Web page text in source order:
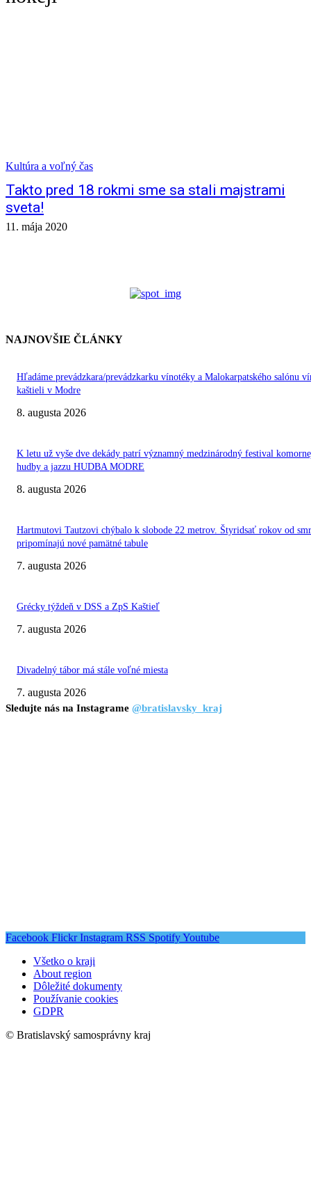
Kultúra a voľný čas
Takto pred 18 rokmi sme sa stali majstrami
sveta!
11. mája 2020
NAJNOVŠIE ČLÁNKY
Hľadáme prevádzkara/prevádzkarku vínotéky a Malokarpatského salónu
kaštieli v Modre
8. augusta 2026
K letu už vyše dve dekády patrí významný medzinárodný festival
hudby a jazzu HUDBA MODRE
8. augusta 2026
Hartmutovi Tautzovi chýbalo k slobode 22 metrov. Štyridsať rokov od
pripomínajú nové pamätné tabule
7. augusta 2026
Grécky týždeň v DSS a ZpS Kaštieľ
7. augusta 2026
Divadelný tábor má stále voľné miesta
7. augusta 2026
Sledujte nás na Instagrame @bratislavsky_kraj
Facebook Flickr Instagram RSS SpotifyYoutube
Všetko o kraji
About region
Dôležité dokumenty
Používanie cookies
GDPR
© Bratislavský samosprávny kraj